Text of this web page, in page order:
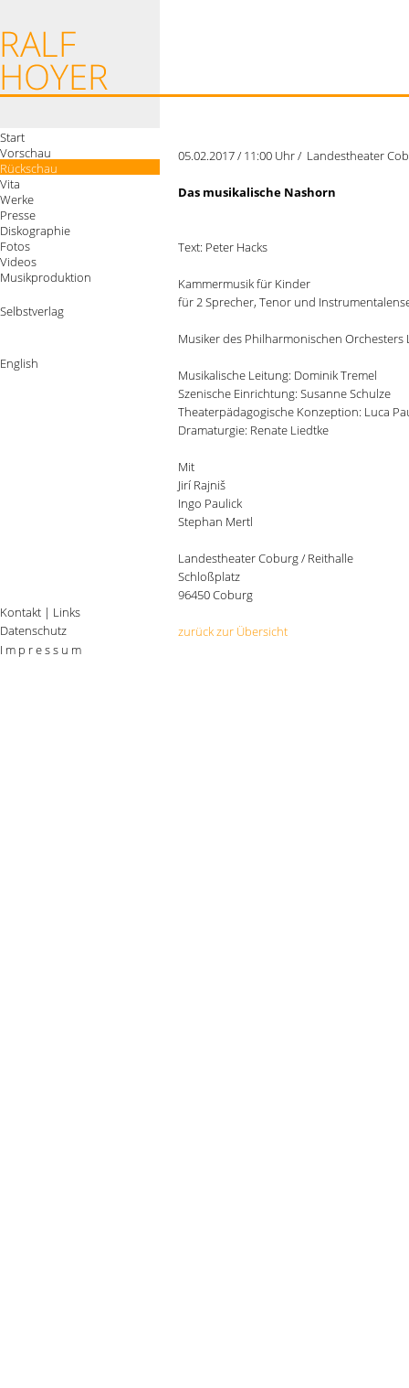
Start
Vorschau
Rückschau
Vita
Werke
Presse
Diskographie
Fotos
Videos
Musikproduktion
Selbstverlag
English
05.02.2017 / 11:00 Uhr / Landestheater
Das musikalische Nashorn
Text: Peter Hacks
Kammermusik für Kinder
für 2 Sprecher, Tenor und
Musiker des Philharmonischen
Musikalische Leitung: Dominik Tremel
Szenische Einrichtung: Susanne Schulze
Theaterpädagogische Konzeption: Luca
Dramaturgie: Renate Liedtke
Mit
Jirí Rajniš
Ingo Paulick
Stephan Mertl
Landestheater Coburg / Reithalle
Schloßplatz
96450 Coburg
zurück zur Übersicht
Kontakt | Links
Datenschutz
I m p r e s s u m